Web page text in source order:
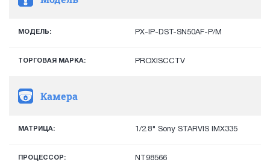
МОДЕЛЬ: PX-IP-DST-SN50AF-P/M
ТОРГОВАЯ МАРКА: PROXISCCTV
Камера
МАТРИЦА: 1/2.8" Sony STARVIS IMX335
ПРОЦЕССОР: NT98566